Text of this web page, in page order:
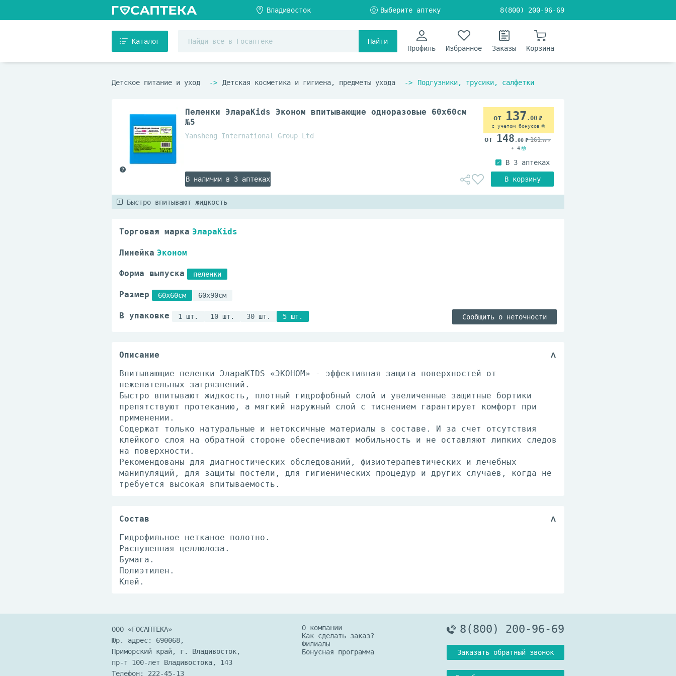
8(800) 200-96-69
Каталог
Найти
Профиль
Избранное Заказы Корзина
Детское питание и уход Детская косметика и гигиена, предметы ухода Подгузники, трусики, салфетки
Пеленки ЭлараKids Эконом впитывающие одноразовые 60x60см
№5
Yansheng International Group Ltd
В наличии в 3 аптеках
137 .00
с учетом бонусов
148 .00 161.00
+ 4
Быстро впитывают жидкость
Торговая марка ЭлараKids
Линейка Эконом
Форма выпуска пеленки
Размер 60x60см 60x90см
В упаковке 1 шт. 10 шт. 30 шт. 5 шт. Сообщить о неточности
Описание
Впитывающие пеленки ЭлараKIDS «ЭКОНОМ» - эффективная защита поверхностей от
нежелательных загрязнений.
Быстро впитывают жидкость, плотный гидрофобный слой и увеличенные защитные бортики
препятствуют протеканию, а мягкий наружный слой с тиснением гарантирует комфорт при
применении.
Содержат только натуральные и нетоксичные материалы в составе. И за счет отсутствия
клейкого слоя на обратной стороне обеспечивают мобильность и не оставляют липких следов
на поверхности.
Рекомендованы для диагностических обследований, физиотерапевтических и лечебных
манипуляций, для защиты постели, для гигиенических процедур и других случаев, когда не
требуется высокая впитываемость.
Состав
Гидрофильное нетканое полотно.
Распушенная целлюлоза.
Бумага.
Полиэтилен.
Клей.
ООО «ГОСАПТЕКА»
Юр. адрес: 690068,
Приморский край, г. Владивосток,
пр-т 100-лет Владивостока, 143
Телефон: 222-45-13
О компании
Как сделать заказ?
Филиалы
Бонусная программа
8(800) 200-96-69
Заказать обратный звонок